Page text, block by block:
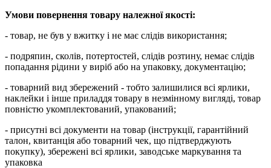
Умови повернення товару належної якості:
- товар, не був у вжитку і не має слідів використання;
- подряпин, сколів, потертостей, слідів розтину, немає слідів
попадання рідини у виріб або на упаковку, документацію;
- товарний вид збережений - тобто залишилися всі ярлики,
наклейки і інше приладдя товару в незмінному вигляді, товар
повністю укомплектований, упакований;
- присутні всі документи на товар (інструкції, гарантійний
талон, квитанція або товарний чек, що підтверджують
покупку), збережені всі ярлики, заводське маркування та
упаковка